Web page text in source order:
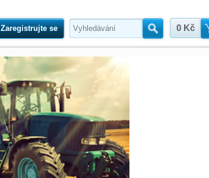
Zaregistrujte se Hledat
0 Kč